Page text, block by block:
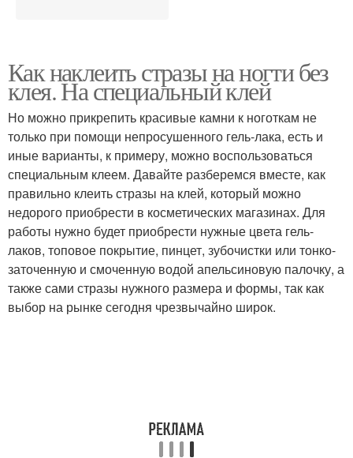
Как наклеить стразы на ногти без
клея. На специальный клей
Но можно прикрепить красивые камни к ноготкам не
только при помощи непросушенного гель-лака, есть и
иные варианты, к примеру, можно воспользоваться
специальным клеем. Давайте разберемся вместе, как
правильно клеить стразы на клей, который можно
недорого приобрести в косметических магазинах. Для
работы нужно будет приобрести нужные цвета гель-
лаков, топовое покрытие, пинцет, зубочистки или тонко-
заточенную и смоченную водой апельсиновую палочку, а
также сами стразы нужного размера и формы, так как
выбор на рынке сегодня чрезвычайно широк.